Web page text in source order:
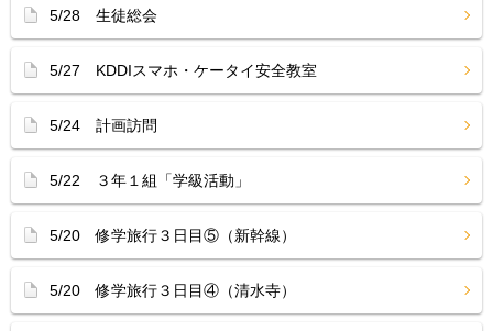
5/28 生徒総会
5/27 KDDIスマホ・ケータイ安全教室
5/24 計画訪問
5/22 ３年１組「学級活動」
5/20 修学旅行３日目⑤（新幹線）
5/20 修学旅行３日目④（清水寺）